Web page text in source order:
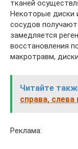
тканей
Некоторые диски
сосудов
замедляется
восстановления
макротравм,
Читайте
справа,
Реклама: